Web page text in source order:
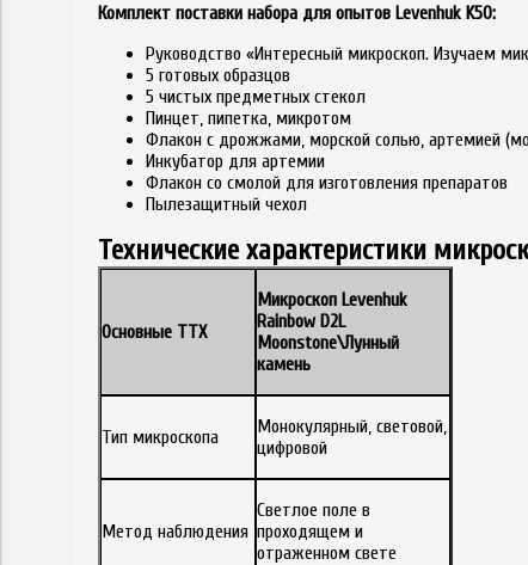
Комплект поставки набора для опытов Levenhuk K50:
Руководство «Интересный микроскоп. Изучаем
5 готовых образцов
5 чистых предметных стекол
Пинцет, пипетка, микротом
Флакон с дрожжами, морской солью, артемией
Инкубатор для артемии
Флакон со смолой для изготовления препаратов
Пылезащитный чехол
Технические характеристики
Основные ТТХ
Микроскоп Levenhuk
Rainbow D2L
Moonstone\Лунный
камень
Тип микроскопа
Монокулярный, световой,
цифровой
Метод наблюдения
Светлое поле в
проходящем и
отраженном свете